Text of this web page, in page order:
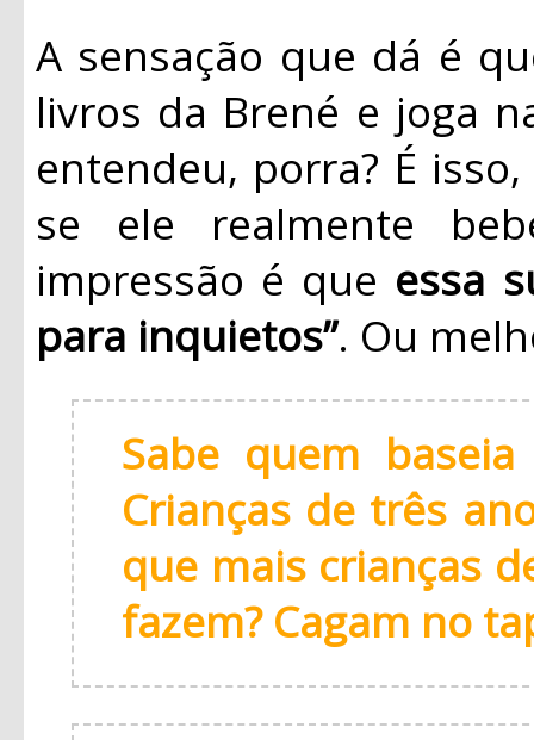
A sensação que dá é
livros da Brené e joga
entendeu, porra? É
se ele realmente
impressão é que essa
para inquietos”. Ou
Sabe quem
Crianças de três
que mais crianças
fazem? Cagam no